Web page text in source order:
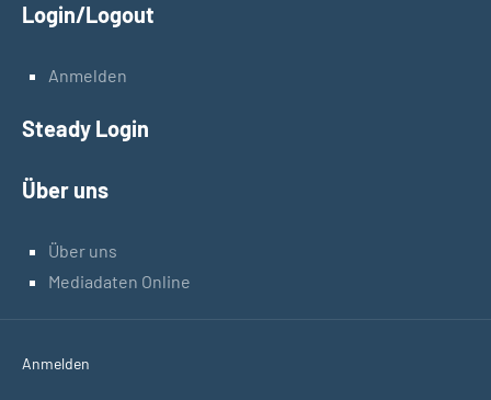
Login/Logout
Anmelden
Steady Login
Über uns
Über uns
Mediadaten Online
Anmelden